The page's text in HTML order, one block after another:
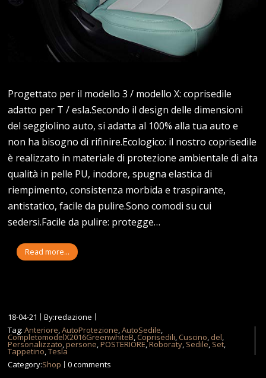
Progettato per il modello 3 / modello X: coprisedile
adatto per T / esla.Secondo il design delle dimensioni
del seggiolino auto, si adatta al 100% alla tua auto e
non ha bisogno di rifinire.Ecologico: il nostro coprisedile
è realizzato in materiale di protezione ambientale di alta
qualità in pelle PU, inodore, spugna elastica di
riempimento, consistenza morbida e traspirante,
antistatico, facile da pulire.Sono comodi su cui
sedersi.Facile da pulire: protegge…
Read more...
18-04-21
By:redazione
Tag:Anteriore,AutoProtezione,AutoSedile,
CompletomodelX2016GreenwhiteB, Coprisedili, Cuscino, del,
Personalizzato,persone,POSTERIORE,Roboraty, Sedile, Set,
Tappetino,Tesla
Category:Shop 0 comments